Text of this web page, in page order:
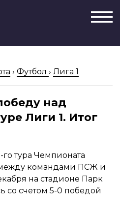
› Футбол › Лига 1
над
Лиги 1. Итог
го тура Чемпионата
командами ПСЖ и
на стадионе Парк
со счетом 5-0 победой